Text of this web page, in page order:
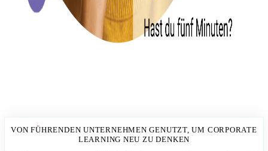
VON FÜHRENDEN UNTERNEHMEN GENUTZT, UM CORPORATE
LEARNING NEU ZU DENKEN